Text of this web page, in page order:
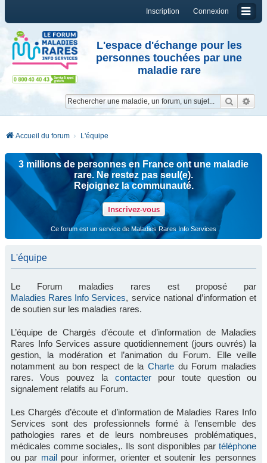
Connexion
Inscription
L'espace d'échange pour les
personnes touchées par une
maladie rare
Accueil du forum L'équipe
3 millions de personnes en France ont une maladie
rare. Ne restez pas seul(e).
Rejoignez la communauté.
Inscrivez-vous
Ce forum est un service de Maladies Rares Info Services
L'équipe
Le Forum maladies rares est proposé par
Maladies Rares Info Services, service national d’information et
de soutien sur les maladies rares.
L’équipe de Chargés d’écoute et d’information de Maladies
Rares Info Services assure quotidiennement (jours ouvrés) la
gestion, la modération et l’animation du Forum. Elle veille
notamment au bon respect de la Charte du Forum maladies
rares. Vous pouvez la contacterpour toute question ou
signalement relatifs au Forum.
Les Chargés d’écoute et d’information de Maladies Rares Info
Services sont des professionnels formé à l’ensemble des
pathologies rares et de leurs nombreuses problématiques,
médicales comme sociales,. Ils sont disponibles par téléphone
ou par mailpour informer, orienter et soutenir les personnes